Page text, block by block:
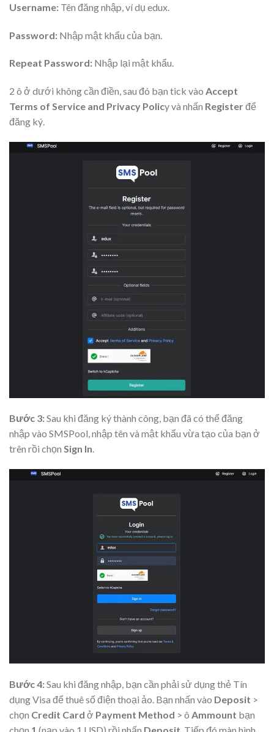
Username: Tên đăng nhập, ví dụ edux.
Password: Nhập mật khẩu của bạn.
Repeat Password: Nhập lại mật khẩu.
2 ô ở dưới không cần điền, sau đó bạn tick vào Accept
Terms of Service and Privacy Policy và nhấn Registerđể
đăng ký.
Bước 3:Sau khi đăng ký thành công, bạn đã có thể đăng
nhập vào SMSPool, nhập tên và mật khẩu vừa tạo của bạn ở
trên rồi chọn Sign In.
Bước 4:Sau khi đăng nhập, bạn cần phải sử dụng thẻ Tín
dụng Visa để thuê số điện thoại ảo. Bạn nhấn vào Deposit >
chọn Credit Card ở Payment Method > ô Ammount bạn